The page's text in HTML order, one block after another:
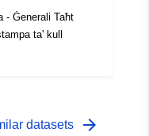
- Ġenerali Taħt
ta' kull
datasets arrow_forward